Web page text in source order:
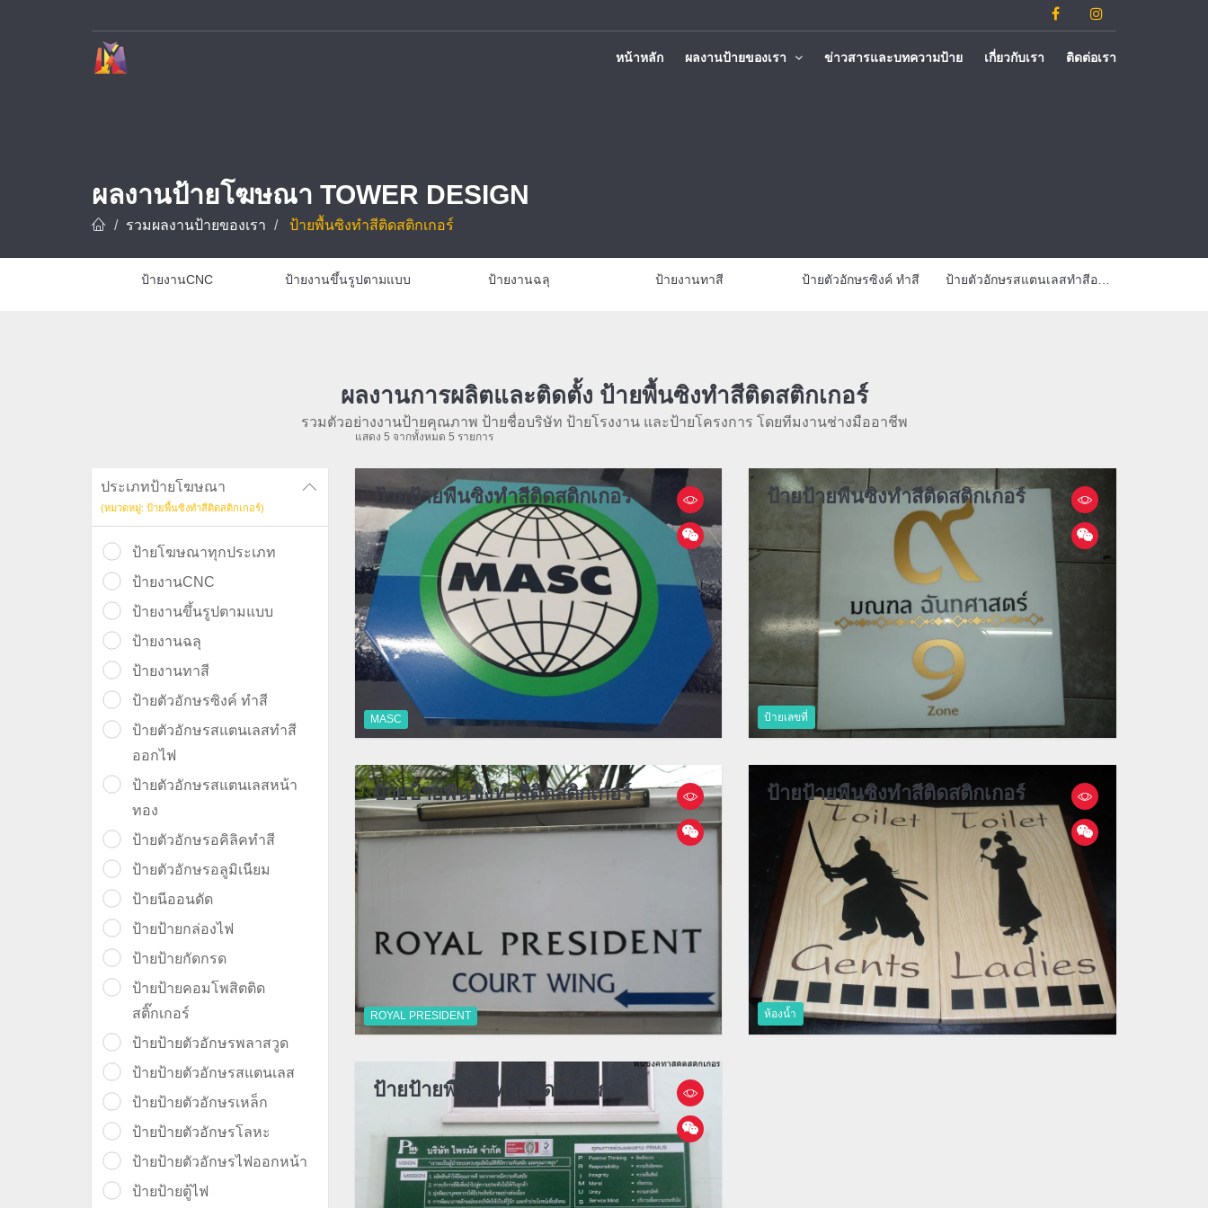
หน้าหลัก ผลงานป้ายของเรา ข่าวสารและบทความป้าย เกี่ยวกับเรา ติดต่อเรา
ผลงานป้ายโฆษณา TOWER DESIGN
รวมผลงานป้ายของเรา ป้ายพื้นซิงทำสีติดสติกเกอร์
ป้ายงานCNC ป้ายงานขึ้นรูปตามแบบ ป้ายงานฉลุ ป้ายงานทาสี ป้ายตัวอักษรซิงค์ ทำสี
ผลงานการผลิตและติดตั้ง ป้ายพื้นซิงทำสีติดสติกเกอร์
รวมตัวอย่างงานป้ายคุณภาพ ป้ายชื่อบริษัท ป้ายโรงงาน และป้ายโครงการ โดยทีมงานช่างมืออาชีพ
ประเภทป้ายโฆษณา
(หมวดหมู่: ป้ายพื้นซิงทำสีติดสติกเกอร์)
ป้ายโฆษณาทุกประเภท
ป้ายงานCNC
ป้ายงานขึ้นรูปตามแบบ
ป้ายงานฉลุ
ป้ายงานทาสี
ป้ายตัวอักษรซิงค์ ทำสี
ป้ายตัวอักษรสแตนเลสทำสี
ออกไฟ
ป้ายตัวอักษรสแตนเลสหน้า
ทอง
ป้ายตัวอักษรอคิลิคทำสี
ป้ายตัวอักษรอลูมิเนียม
ป้ายนีออนดัด
ป้ายป้ายกล่องไฟ
ป้ายป้ายกัดกรด
ป้ายป้ายคอมโพสิตติด
สติ๊กเกอร์
ป้ายป้ายตัวอักษรพลาสวูด
ป้ายป้ายตัวอักษรสแตนเลส
ป้ายป้ายตัวอักษรเหล็ก
ป้ายป้ายตัวอักษรโลหะ
ป้ายป้ายตัวอักษรไฟออกหน้า
ป้ายป้ายตู้ไฟ
แสดง 5 จากทั้งหมด 5 รายการ
MASC
ป้ายป้ายพื้นซิงทำสีติดสติกเกอร์
ป้ายเลขที่
ป้ายป้ายพื้นซิงทำสีติดสติกเกอร์
ROYAL PRESIDENT
ป้ายป้ายพื้นซิงทำสีติดสติกเกอร์
ห้องน้ำ
ป้ายป้ายพื้นซิงทำสีติดสติกเกอร์
ป้ายป้ายพื้นซิงทำสีติดสติกเกอร์